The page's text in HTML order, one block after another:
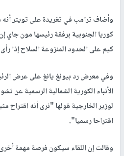
وأضاف ترامب في تغريدة على تويتر أنه
كوريا الجنوبية برفقة رئيسها مون جاي
كيم على الحدود المنزوعة السلاح إذا
وفي معرض رد بيونغ يانغ على عرض
الأنباء الكورية الشمالية الرسمية عن
لوزير الخارجية قولها "نرى أنه اقتراح
اقتراحا رسميا".
وقالت إن اللقاء سيكون فرصة مهمة أخرى